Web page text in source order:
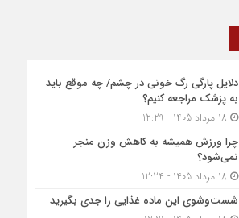
دلایل پارگی رگ خونی در چشم/ چه موقع باید
به پزشک مراجعه کنیم؟
چرا ورزش همیشه به کاهش وزن منجر
نمی‌شود؟
شست‌وشوی این ماده غذایی را جدی بگیرید